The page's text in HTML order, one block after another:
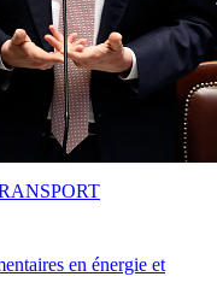
en énergie et